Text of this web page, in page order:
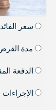
سعر
مدة
الدفعة
الإجراءات